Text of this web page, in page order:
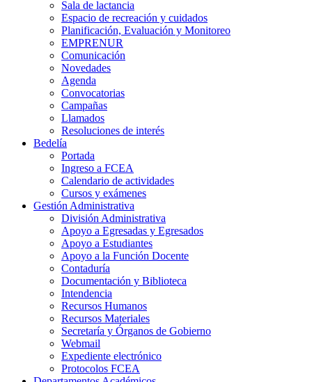
Sala de lactancia
Espacio de recreación y cuidados
Planificación, Evaluación y Monitoreo
EMPRENUR
Comunicación
Novedades
Agenda
Convocatorias
Campañas
Llamados
Resoluciones de interés
Bedelía
Portada
Ingreso a FCEA
Calendario de actividades
Cursos y exámenes
Gestión Administrativa
División Administrativa
Apoyo a Egresadas y Egresados
Apoyo a Estudiantes
Apoyo a la Función Docente
Contaduría
Documentación y Biblioteca
Intendencia
Recursos Humanos
Recursos Materiales
Secretaría y Órganos de Gobierno
Webmail
Expediente electrónico
Protocolos FCEA